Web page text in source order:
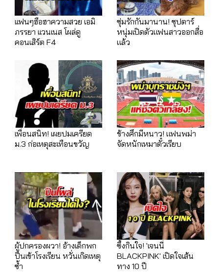
เเฟนๆฮือฮาความสวย เอมิ
ภรรยา เเวนเนส โผล่ดู
คอนเสิร์ต F4
ซุ่มรักกันมานาน! ซุปตาร์
หนุ่มเปิดตัวแฟนสาวออกสื่อ
แล้ว
เพื่อนสนิท! เผยปมเครียด
ม.3 ก่อเหตุสะเทือนขวัญ
ช้างศึกมีหนาว! แฟนพม่า
จัดหนักเหมาตั๋วเรียบ
ผู้ปกครองผวา! อ้างเด็กพก
ปืนเข้าโรงเรียน หวั่นเกิดเหตุ
ซ้ำ
ซึ้งกินใจ! 'เจนนี่
BLACKPINK' เปิดใจเส้น
ทาง 10 ปี